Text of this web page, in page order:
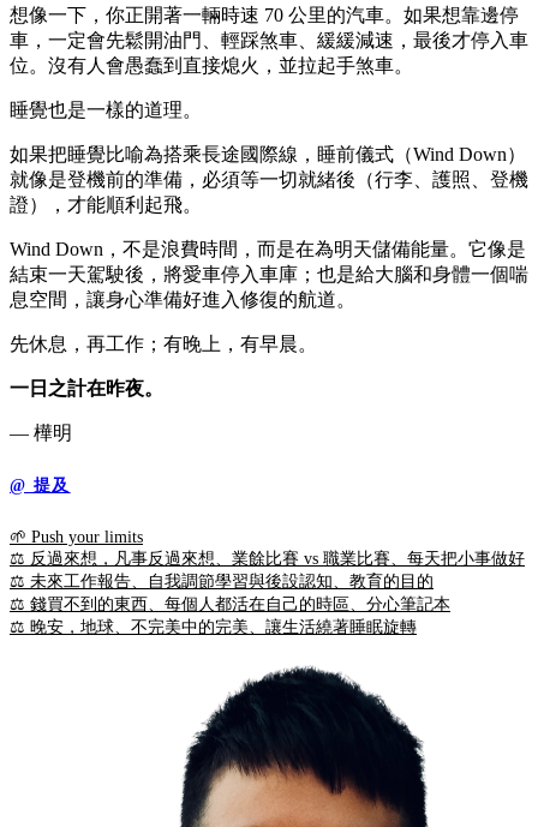
想像一下，你正開著一輛時速 70 公里的汽車。如果想靠邊停
車，一定會先鬆開油門、輕踩煞車、緩緩減速，最後才停入車
位。沒有人會愚蠢到直接熄火，並拉起手煞車。
睡覺也是一樣的道理。
如果把睡覺比喻為搭乘長途國際線，睡前儀式（Wind Down）
就像是登機前的準備，必須等一切就緒後（行李、護照、登機
證），才能順利起飛。
Wind Down，不是浪費時間，而是在為明天儲備能量。它像是
結束一天駕駛後，將愛車停入車庫；也是給大腦和身體一個喘
息空間，讓身心準備好進入修復的航道。
先休息，再工作；有晚上，有早晨。
一日之計在昨夜。
— 樺明
@ 提及
🌱 Push your limits
⚖️ 反過來想，凡事反過來想、業餘比賽 vs 職業比賽、每天把小事做好
⚖️ 未來工作報告、自我調節學習與後設認知、教育的目的
⚖️ 錢買不到的東西、每個人都活在自己的時區、分心筆記本
⚖️ 晚安，地球、不完美中的完美、讓生活繞著睡眠旋轉